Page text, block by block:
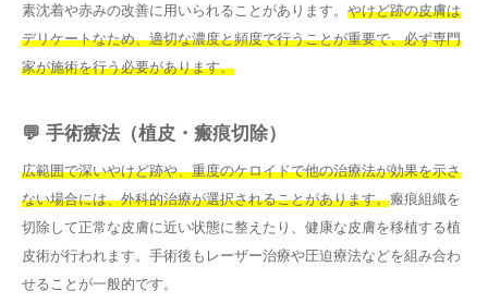
素沈着や赤みの改善に用いられることがあります。 やけど跡の皮膚は
デリケートなため、適切な濃度と頻度で行うことが重要で、必ず専門
家が施術を行う必要があります。
💬 手術療法（植皮・瘢痕切除）
広範囲で深いやけど跡や、重度のケロイドで他の治療法が効果を示さ
ない場合には、外科的治療が選択されることがあります。瘢痕組織を
切除して正常な皮膚に近い状態に整えたり、健康な皮膚を移植する植
皮術が行われます。手術後もレーザー治療や圧迫療法などを組み合わ
せることが一般的です。